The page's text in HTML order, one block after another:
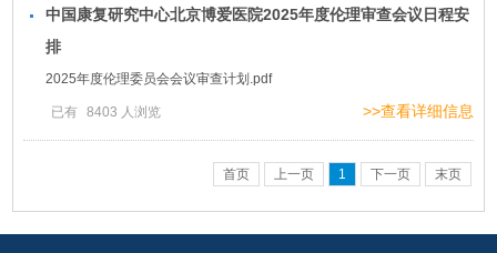
中国康复研究中心北京博爱医院2025年度伦理审查会议日程安
排
2025年度伦理委员会会议审查计划.pdf
>>查看详细信息
已有 8403 人浏览
首页 上一页 1 下一页 末页